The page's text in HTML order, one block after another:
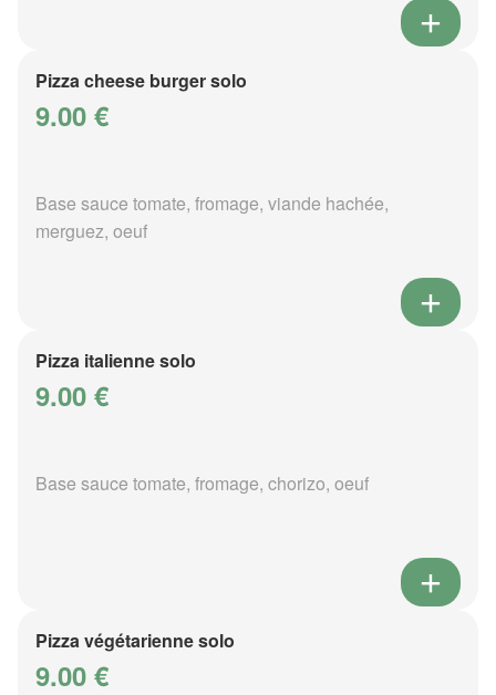
Pizza cheese burger solo
9.00 €
Base sauce tomate, fromage, viande hachée,
merguez, oeuf
Pizza italienne solo
9.00 €
Base sauce tomate, fromage, chorizo, oeuf
Pizza végétarienne solo
9.00 €